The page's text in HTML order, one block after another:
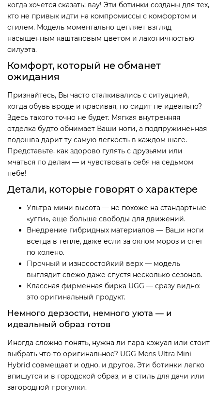
когда хочется сказать: вау! Эти ботинки созданы для тех,
кто не привык идти на компромиссы с комфортом и
стилем. Модель моментально цепляет взгляд
насыщенным каштановым цветом и лаконичностью
силуэта.
Комфорт, который не обманет
ожидания
Признайтесь, Вы часто сталкивались с ситуацией,
когда обувь вроде и красивая, но сидит не идеально?
Здесь такого точно не будет. Мягкая внутренняя
отделка будто обнимает Ваши ноги, а подпружиненная
подошва дарит ту самую легкость в каждом шаге.
Представьте, как здорово гулять с друзьями или
мчаться по делам — и чувствовать себя на седьмом
небе!
Детали, которые говорят о характере
Ультра-мини высота — не похоже на стандартные
«угги», еще больше свободы для движений.
Внедрение гибридных материалов — Ваши ноги
всегда в тепле, даже если за окном мороз и снег
по колено.
Прочный и износостойкий верх — модель
выглядит свежо даже спустя несколько сезонов.
Классная фирменная бирка UGG — сразу видно:
это оригинальный продукт.
Немного дерзости, немного уюта — и
идеальный образ готов
Иногда сложно понять, нужна ли пара кэжуал или стоит
выбрать что-то оригинальное? UGG Mens Ultra Mini
Hybrid совмещает и одно, и другое. Эти ботинки легко
впишутся и в городской образ, и в стиль для дачи или
загородной прогулки.